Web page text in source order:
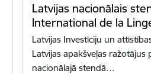
Latvijas nacionālais
International de la
Latvijas Investīciju un
Latvijas apakšveļas ražotājus
nacionālajā stendā…